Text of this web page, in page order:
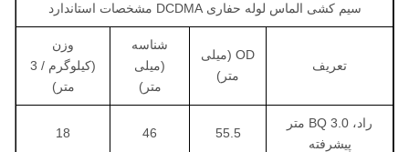
سیم کشی الماس لوله حفاری DCDMA مشخصات استاندارد
تعریف
OD (میلی
متر)
شناسه
(میلی
متر)
وزن
(کیلوگرم / 3
متر)
راد، BQ 3.0 متر
پیشرفته
55.5
46
18